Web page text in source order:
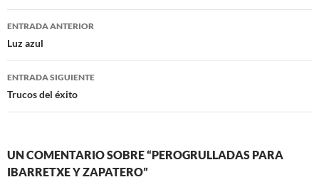
o
o
e
r
Navegación
de
entradas
ENTRADA ANTERIOR
Luz azul
ENTRADA SIGUIENTE
Trucos del éxito
UN COMENTARIO SOBRE “PEROGRULLADAS PARA
IBARRETXE Y ZAPATERO”